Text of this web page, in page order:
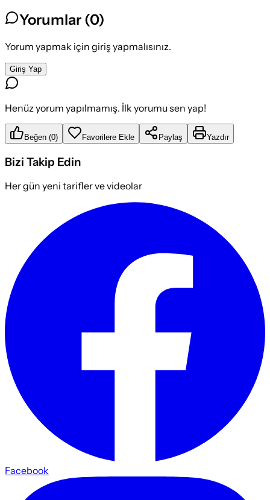
Yorumlar (0)
Yorum yapmak için giriş yapmalısınız.
Giriş Yap
Henüz yorum yapılmamış. İlk yorumu sen yap!
Beğen (0) Favorilere Ekle Paylaş Yazdır
Bizi Takip Edin
Her gün yeni tarifler ve videolar
Facebook